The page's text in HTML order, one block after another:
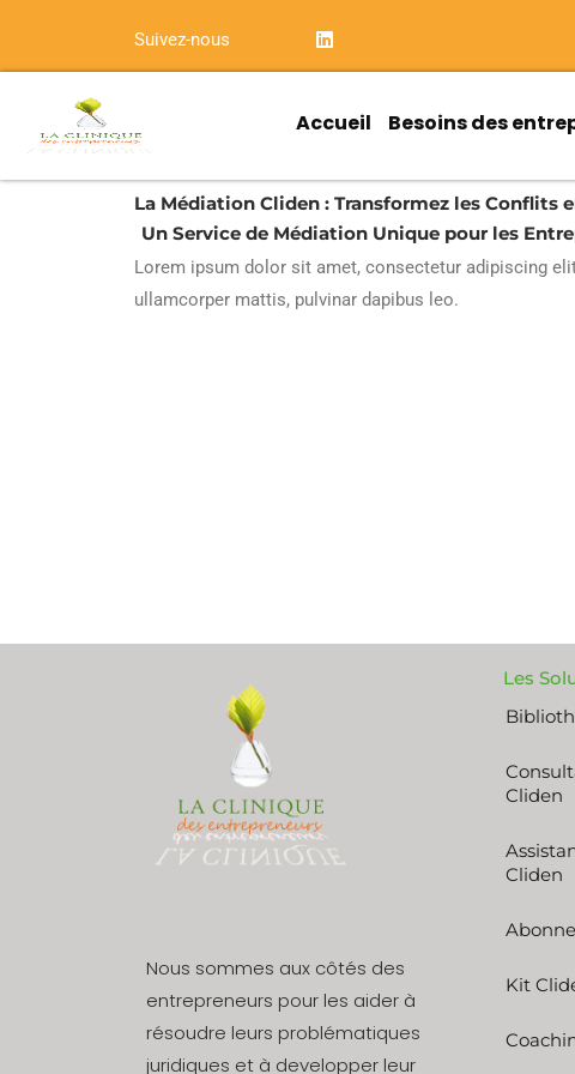
contenu
Suivez-nous L
i
n
d
Accueil Besoins des
La Médiation Cliden : Transformez les Conflits
Un Service de Médiation Unique pour les
Lorem ipsum dolor sit amet, consectetur adipiscing
ullamcorper mattis, pulvinar dapibus leo.
Nous sommes aux côtés des
entrepreneurs pour les aider à
résoudre leurs problématiques
juridiques et à developper leur
Les
Cliden
Cliden
Kit